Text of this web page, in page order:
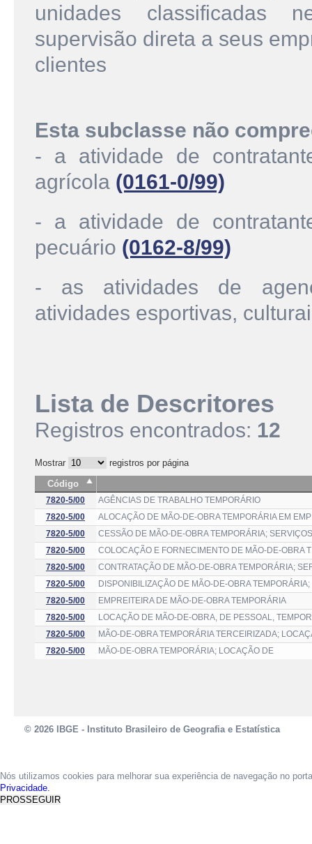
unidades classificadas
supervisão direta a seus
clientes
Esta subclasse não
- a atividade de
agrícola (0161-0/99)
- a atividade de
pecuário (0162-8/99)
- as atividades de
atividades esportivas,
Lista de Descritores
Registros encontrados: 12
Mostrar
registros por página
Código
7820-5/00
AGÊNCIAS DE TRABALHO TEMPORÁRIO
7820-5/00
ALOCAÇÃO DE MÃO-DE-OBRA TEMPORÁRIA EM
7820-5/00
CESSÃO DE MÃO-DE-OBRA TEMPORÁRIA;
7820-5/00
COLOCAÇÃO E FORNECIMENTO DE MÃO-DE-OBRA
7820-5/00
CONTRATAÇÃO DE MÃO-DE-OBRA TEMPORÁRIA;
7820-5/00
DISPONIBILIZAÇÃO DE MÃO-DE-OBRA
7820-5/00
EMPREITEIRA DE MÃO-DE-OBRA TEMPORÁRIA
7820-5/00
LOCAÇÃO DE MÃO-DE-OBRA, DE PESSOAL,
7820-5/00
MÃO-DE-OBRA TEMPORÁRIA TERCEIRIZADA;
7820-5/00
MÃO-DE-OBRA TEMPORÁRIA; LOCAÇÃO DE
© 2026 IBGE - Instituto Brasileiro de Geografia e Estatística
Nós utilizamos cookies para melhorar sua experiência de navegação no
Privacidade.
PROSSEGUIR